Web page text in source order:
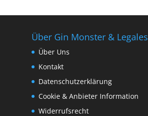
Über Gin Monster & Legales
Über Uns
Kontakt
Datenschutzerklärung
Cookie & Anbieter Information
Widerrufsrecht